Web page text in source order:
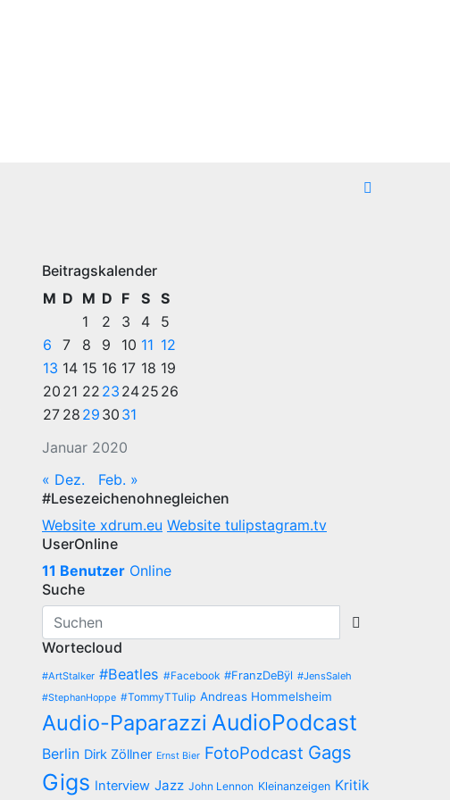
Beitragskalender
Januar 2020
M D M D F S S
1
2 3 4
5
6
7 8 9 10 11 12
13 14 15 16 17 18 19
20 21 22 23 2425 26
27 28 29 30 31
« Dez.
Feb. »
#Lesezeichenohnegleichen
Website xdrum.eu Website tulipstagram.tv
UserOnline
11 Benutzer Online
Suche
Wortecloud
#ArtStalker #Beatles #Facebook #FranzDeBÿl #JensSaleh
#StephanHoppe #TommyTTulip Andreas Hommelsheim
Audio-Paparazzi AudioPodcast
Berlin Dirk Zöllner Ernst Bier FotoPodcast Gags
Gigs Interview Jazz John Lennon Kleinanzeigen Kritik